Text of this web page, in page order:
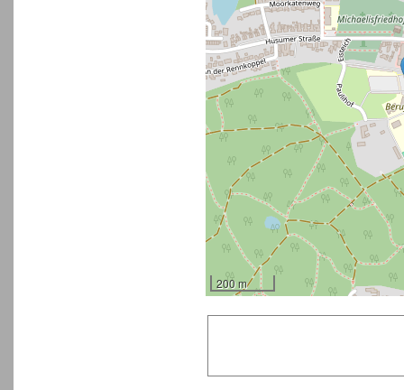
200 m